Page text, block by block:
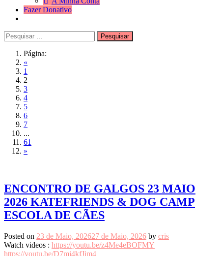
Fazer Donativo
Search
Pesquisar
por:
BlogPágina:
«
1
2
3
4
5
6
7
...
61
»
ENCONTRO DE GALGOS 23 MAIO
2026 KATEFRIENDS & DOG CAMP
ESCOLA DE CÃES
Posted on 23 de Maio, 202627 de Maio, 2026 by cris
Watch videos : https://youtu.be/z4Me4eBOFMY
https://youtu.be/D7mi4kfJim4